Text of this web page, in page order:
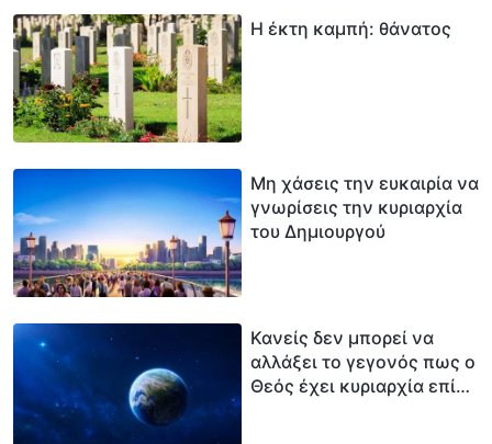
Η έκτη καμπή: θάνατος
Μη χάσεις την ευκαιρία να
γνωρίσεις την κυριαρχία
του Δημιουργού
Κανείς δεν μπορεί να
αλλάξει το γεγονός πως ο
Θεός έχει κυριαρχία επί